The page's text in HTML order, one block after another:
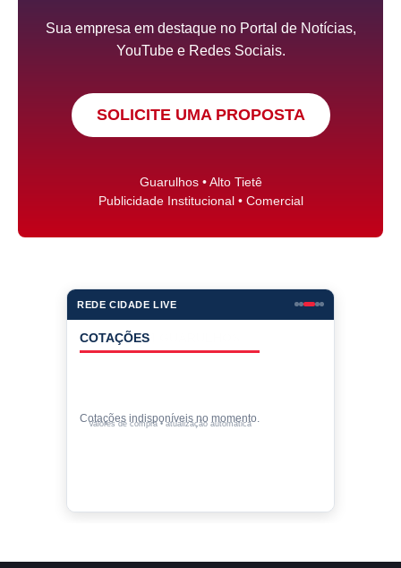
Sua empresa em destaque no Portal de Notícias,
YouTube e Redes Sociais.
SOLICITE UMA PROPOSTA
Guarulhos • Alto Tietê
Publicidade Institucional • Comercial
REDE CIDADE LIVE
COTAÇÕES
Cotações indisponíveis no momento.
Valores de compra • atualização automática